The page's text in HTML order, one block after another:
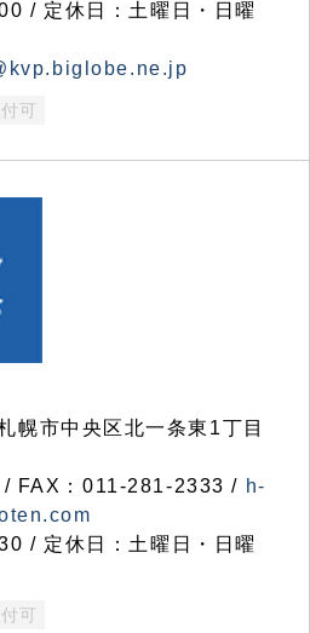
/ 定休日：土曜日・日曜
可
市中央区北一条東1丁目
FAX：011-281-2333 / h-
/ 定休日：土曜日・日曜
可